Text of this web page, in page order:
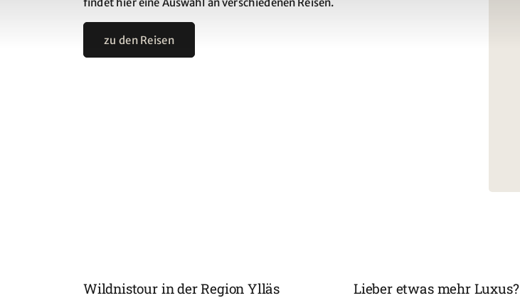
zu den Reisen
Wildnistour in der Region Ylläs Lieber etwas mehr Luxus?